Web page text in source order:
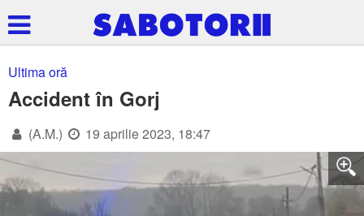
Ultima oră
Accident în Gorj
(A.M.) 19 aprilie 2023, 18:47